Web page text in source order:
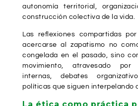
autonomía territorial,
construcción colectiva de la vida.
Las reflexiones compartidas
acercarse al zapatismo no
congelada en el pasado, sino
movimiento, atravesado por
internas, debates
políticas que siguen interpelando